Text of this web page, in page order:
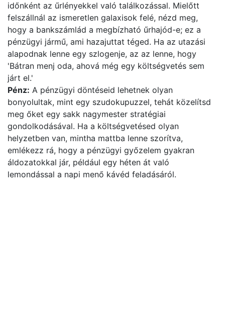
időnként az űrlényekkel való találkozással. Mielőtt
felszállnál az ismeretlen galaxisok felé, nézd meg,
hogy a bankszámlád a megbízható űrhajód-e; ez a
pénzügyi jármű, ami hazajuttat téged. Ha az utazási
alapodnak lenne egy szlogenje, az az lenne, hogy
'Bátran menj oda, ahová még egy költségvetés sem
járt el.'
Pénz: A pénzügyi döntéseid lehetnek olyan
bonyolultak, mint egy szudokupuzzel, tehát közelítsd
meg őket egy sakk nagymester stratégiai
gondolkodásával. Ha a költségvetésed olyan
helyzetben van, mintha mattba lenne szorítva,
emlékezz rá, hogy a pénzügyi győzelem gyakran
áldozatokkal jár, például egy héten át való
lemondással a napi menő kávéd feladásáról.